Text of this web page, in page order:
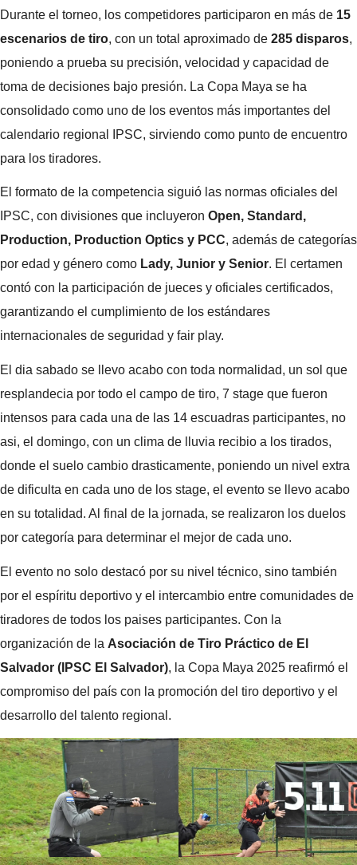
Durante el torneo, los competidores participaron en más de 15
escenarios de tiro, con un total aproximado de 285 disparos,
poniendo a prueba su precisión, velocidad y capacidad de
toma de decisiones bajo presión. La Copa Maya se ha
consolidado como uno de los eventos más importantes del
calendario regional IPSC, sirviendo como punto de encuentro
para los tiradores.
El formato de la competencia siguió las normas oficiales del
IPSC, con divisiones que incluyeron Open, Standard,
Production, Production Optics y PCC, además de categorías
por edad y género como Lady, Junior y Senior. El certamen
contó con la participación de jueces y oficiales certificados,
garantizando el cumplimiento de los estándares
internacionales de seguridad y fair play.
El dia sabado se llevo acabo con toda normalidad, un sol que
resplandecia por todo el campo de tiro, 7 stage que fueron
intensos para cada una de las 14 escuadras participantes, no
asi, el domingo, con un clima de lluvia recibio a los tirados,
donde el suelo cambio drasticamente, poniendo un nivel extra
de dificulta en cada uno de los stage, el evento se llevo acabo
en su totalidad. Al final de la jornada, se realizaron los duelos
por categoría para determinar el mejor de cada uno.
El evento no solo destacó por su nivel técnico, sino también
por el espíritu deportivo y el intercambio entre comunidades de
tiradores de todos los paises participantes. Con la
organización de la Asociación de Tiro Práctico de El
Salvador (IPSC El Salvador), la Copa Maya 2025 reafirmó el
compromiso del país con la promoción del tiro deportivo y el
desarrollo del talento regional.